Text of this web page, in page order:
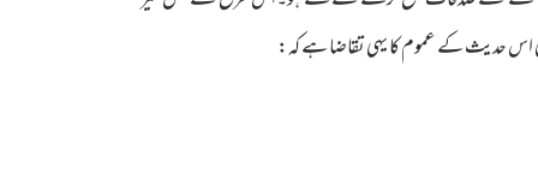
کی اس حدیث کے عموم کا یہی تقاضا ہے کہ: